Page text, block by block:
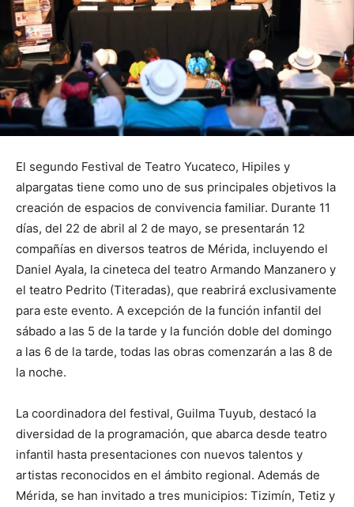
El segundo Festival de Teatro Yucateco, Hipiles y
alpargatas tiene como uno de sus principales objetivos la
creación de espacios de convivencia familiar. Durante 11
días, del 22 de abril al 2 de mayo, se presentarán 12
compañías en diversos teatros de Mérida, incluyendo el
Daniel Ayala, la cineteca del teatro Armando Manzanero y
el teatro Pedrito (Titeradas), que reabrirá exclusivamente
para este evento. A excepción de la función infantil del
sábado a las 5 de la tarde y la función doble del domingo
a las 6 de la tarde, todas las obras comenzarán a las 8 de
la noche.
La coordinadora del festival, Guilma Tuyub, destacó la
diversidad de la programación, que abarca desde teatro
infantil hasta presentaciones con nuevos talentos y
artistas reconocidos en el ámbito regional. Además de
Mérida, se han invitado a tres municipios: Tizimín, Tetiz y